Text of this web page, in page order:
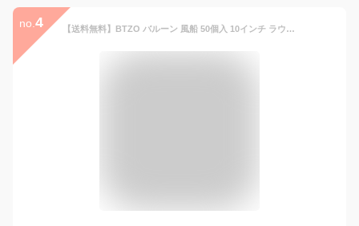
no. 4 【送料無料】BTZO バルーン 風船 50個入 10インチ ラウンド スタンダードカラー 紙吹雪 ゴム風船 飾り付け 誕生日 結婚式 パーティー お祭り 文化祭 ブラック ホワイト ゴールド 4色アソート